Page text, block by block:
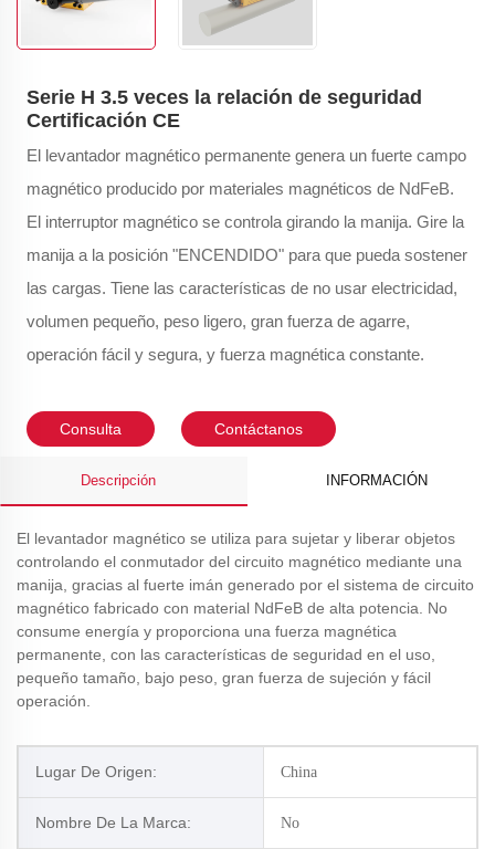
Serie H 3.5 veces la relación de seguridad
Certificación CE
El levantador magnético permanente genera un fuerte campo
magnético producido por materiales magnéticos de NdFeB.
El interruptor magnético se controla girando la manija. Gire la
manija a la posición "ENCENDIDO" para que pueda sostener
las cargas. Tiene las características de no usar electricidad,
volumen pequeño, peso ligero, gran fuerza de agarre,
operación fácil y segura, y fuerza magnética constante.
Consulta Contáctanos
Descripción INFORMACIÓN
El levantador magnético se utiliza para sujetar y liberar objetos
controlando el conmutador del circuito magnético mediante una
manija, gracias al fuerte imán generado por el sistema de circuito
magnético fabricado con material NdFeB de alta potencia. No
consume energía y proporciona una fuerza magnética
permanente, con las características de seguridad en el uso,
pequeño tamaño, bajo peso, gran fuerza de sujeción y fácil
operación.
Lugar De Origen: China
Nombre De La Marca: No